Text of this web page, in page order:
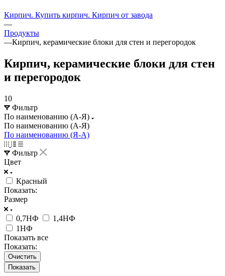
Кирпич. Купить кирпич. Кирпич от завода
—
Продукты
—Кирпич, керамические блоки для стен и перегородок
Кирпич, керамические блоки для стен
и перегородок
10
Фильтр
По наименованию (А-Я)
По наименованию (А-Я)
По наименованию (Я-А)
Фильтр
Цвет
Красный
Показать:
Размер
0,7НФ
1,4НФ
1НФ
Показать все
Показать:
Очистить